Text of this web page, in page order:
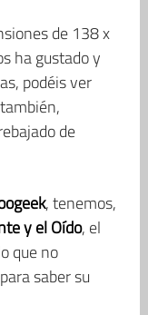
de 138 x
ha gustado y
podéis ver
de
, tenemos,
y el Oído, el
que no
saber su